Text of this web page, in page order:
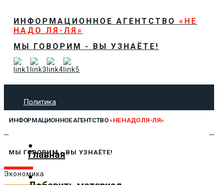
ИНФОРМАЦИОННОЕ АГЕНТСТВО «НЕ
НАДО ЛЯ-ЛЯ»
МЫ ГОВОРИМ - ВЫ УЗНАЁТЕ!
Политика
Технологии
Предложить новость
ИНФОРМАЦИОННОЕ АГЕНТСТВО«НЕ НАДО ЛЯ-ЛЯ»
Главная
МЫ ГОВОРИМ - ВЫ УЗНАЁТЕ!
Экономика